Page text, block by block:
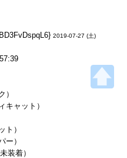
2019-07-27 (土)
）
ャット）
ト）
ー）
装着）